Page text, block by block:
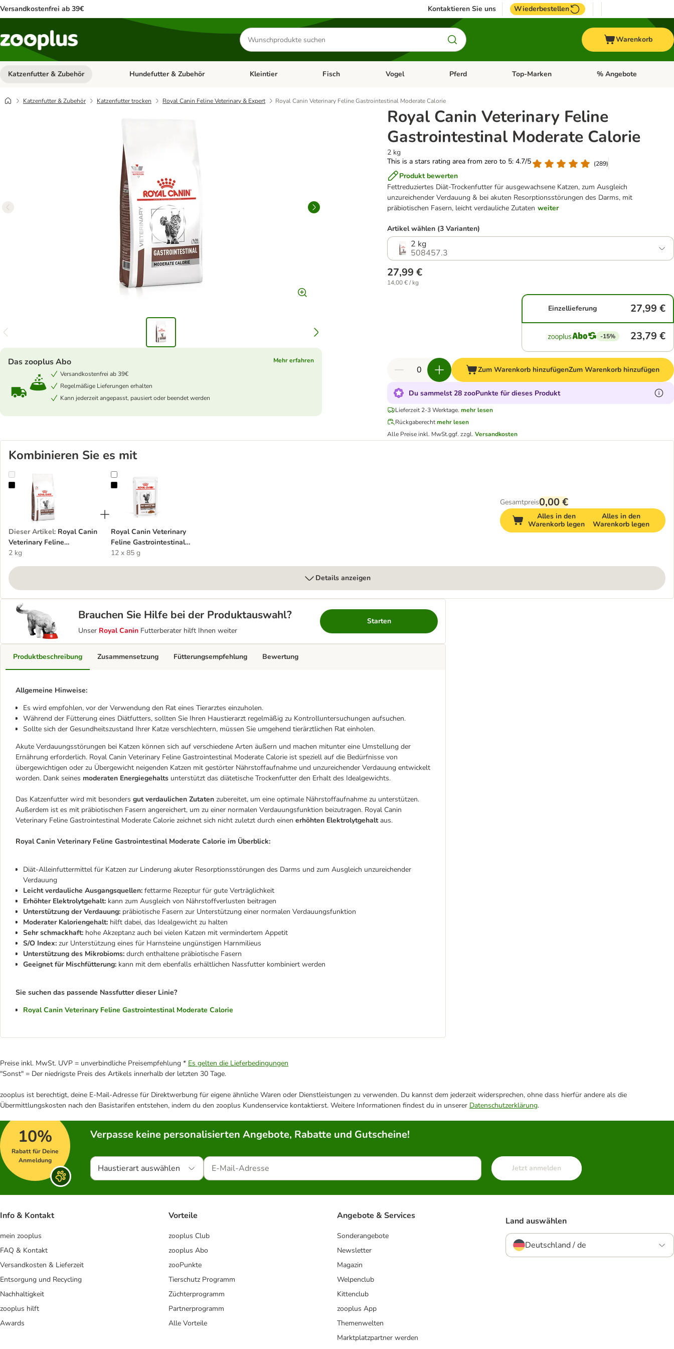
Versandkostenfrei ab 39€ Kontaktieren Sie uns Wiederbestellen
Produkte
suchen
Warenkorb
Katzenfutter & Zubehör Kategorie-Menü öffnen: Katzenfutter & Zubehör
Hundefutter & Zubehör Kategorie-Menü öffnen: Hundefutter & Zubehör
Kleintier Kategorie-Menü öffnen: Kleintier
Fisch Kategorie-Menü öffnen: Fisch
Vogel Kategorie-Menü öffnen: Vogel
Pferd Kategorie-Menü öffnen: Pferd
Top-Marken Kategorie-Menü öffnen:
% Angebote
Katzenfutter & Zubehör Katzenfutter trocken Royal Canin Feline Veterinary & Expert Royal Canin Veterinary Feline Gastrointestinal Moderate Calorie
Royal Canin Veterinary Feline
Gastrointestinal Moderate Calorie
2 kg
This is a stars rating area from zero to 5: 4.7/5
(289)
Produkt bewerten
Fettreduziertes Diät-Trockenfutter für ausgewachsene Katzen, zum Ausgleich
unzureichender Verdauung & bei akuten Resorptionsstörungen des Darms, mit
präbiotischen Fasern, leicht verdauliche Zutaten weiter
Das zooplus Abo
Mehr erfahren
Versandkostenfrei ab 39€
Regelmäßige Lieferungen erhalten
Kann jederzeit angepasst, pausiert oder beendet werden
Artikel wählen (3 Varianten)
2 kg
508457.3
27,99 €
14,00 € / kg
Einzellieferung 27,99 €
-15% 23,79 €
Zum Warenkorb hinzufügenZum Warenkorb hinzufügen
Du sammelst 28 zooPunkte für dieses Produkt
Lieferzeit 2-3 Werktage. mehr lesen
Rückgaberechtmehr lesen
Alle Preise inkl. MwSt.ggf. zzgl.Versandkosten
Kombinieren Sie es mit
Royal Canin Veterinary Feline Gastrointestinal Moderate Calorie
Dieser Artikel: Royal Canin
Veterinary Feline
Gastrointestinal Moderate
2 kg
Royal Canin Veterinary Feline Gastrointestinal Moderate Calorie in Soße
Royal Canin Veterinary
Feline Gastrointestinal
Moderate Calorie in Soße
12 x 85 g
Gesamtpreis0,00 €
Alles in den
Warenkorb legen
Alles in den
Warenkorb legen
Details anzeigen
Brauchen Sie Hilfe bei der Produktauswahl?
Unser Royal Canin Futterberater hilft Ihnen weiter
Starten
Produktbeschreibung
Allgemeine Hinweise:
Es wird empfohlen, vor der Verwendung den Rat eines Tierarztes einzuholen.
Während der Fütterung eines Diätfutters, sollten Sie Ihren Haustierarzt regelmäßig zu Kontrolluntersuchungen aufsuchen.
Sollte sich der Gesundheitszustand Ihrer Katze verschlechtern, müssen Sie umgehend tierärztlichen Rat einholen.
Akute Verdauungsstörungen bei Katzen können sich auf verschiedene Arten äußern und machen mitunter eine Umstellung der
Ernährung erforderlich. Royal Canin Veterinary Feline Gastrointestinal Moderate Calorie ist speziell auf die Bedürfnisse von
übergewichtigen oder zu Übergewicht neigenden Katzen mit gestörter Nährstoffaufnahme und unzureichender Verdauung entwickelt
worden. Dank seines moderaten Energiegehalts unterstützt das diätetische Trockenfutter den Erhalt des Idealgewichts.
Das Katzenfutter wird mit besonders gut verdaulichen Zutaten zubereitet, um eine optimale Nährstoffaufnahme zu unterstützen.
Außerdem ist es mit präbiotischen Fasern angereichert, um zu einer normalen Verdauungsfunktion beizutragen. Royal Canin
Veterinary Feline Gastrointestinal Moderate Calorie zeichnet sich nicht zuletzt durch einen erhöhten Elektrolytgehaltaus.
Royal Canin Veterinary Feline Gastrointestinal Moderate Calorie im Überblick:
Diät-Alleinfuttermittel für Katzen zur Linderung akuter Resorptionsstörungen des Darms und zum Ausgleich unzureichender
Verdauung
Leicht verdauliche Ausgangsquellen: fettarme Rezeptur für gute Verträglichkeit
Erhöhter Elektrolytgehalt: kann zum Ausgleich von Nährstoffverlusten beitragen
Unterstützung der Verdauung: präbiotische Fasern zur Unterstützung einer normalen Verdauungsfunktion
Moderater Kaloriengehalt: hilft dabei, das Idealgewicht zu halten
Sehr schmackhaft: hohe Akzeptanz auch bei vielen Katzen mit vermindertem Appetit
S/O Index: zur Unterstützung eines für Harnsteine ungünstigen Harnmilieus
Unterstützung des Mikrobioms: durch enthaltene präbiotische Fasern
Geeignet für Mischfütterung: kann mit dem ebenfalls erhältlichen Nassfutter kombiniert werden
Sie suchen das passende Nassfutter dieser Linie?
Royal Canin Veterinary Feline Gastrointestinal Moderate Calorie
Zusammensetzung Fütterungsempfehlung Bewertung
Preise inkl. MwSt. UVP = unverbindliche Preisempfehlung * Es gelten die Lieferbedingungen
"Sonst" = Der niedrigste Preis des Artikels innerhalb der letzten 30 Tage.
zooplus ist berechtigt, deine E-Mail-Adresse für Direktwerbung für eigene ähnliche Waren oder Dienstleistungen zu verwenden. Du kannst dem jederzeit widersprechen, ohne dass hierfür andere als die
Übermittlungskosten nach den Basistarifen entstehen, indem du den zooplus Kundenservice kontaktierst. Weitere Informationen findest du in unserer Datenschutzerklärung.
10%
Rabatt für Deine
Anmeldung
Verpasse keine personalisierten Angebote, Rabatte und Gutscheine!
Haustierart auswählen Jetzt anmelden
Info & Kontakt
mein zooplus
FAQ & Kontakt
Versandkosten & Lieferzeit
Entsorgung und Recycling
Nachhaltigkeit
zooplus hilft
Awards
Vorteile
zooplus Club
zooplus Abo
zooPunkte
Tierschutz Programm
Züchterprogramm
Partnerprogramm
Alle Vorteile
Angebote & Services
Sonderangebote
Newsletter
Magazin
Welpenclub
Kittenclub
zooplus App
Themenwelten
Marktplatzpartner werden
Land auswählen
Deutschland / de